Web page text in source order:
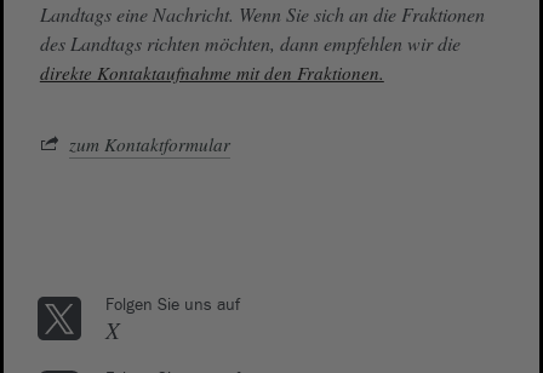
Landtags eine Nachricht. Wenn Sie sich an die Fraktionen
des Landtags richten möchten, dann empfehlen wir die
direkte Kontaktaufnahme mit den Fraktionen.
zum Kontaktformular
Folgen Sie uns auf
X